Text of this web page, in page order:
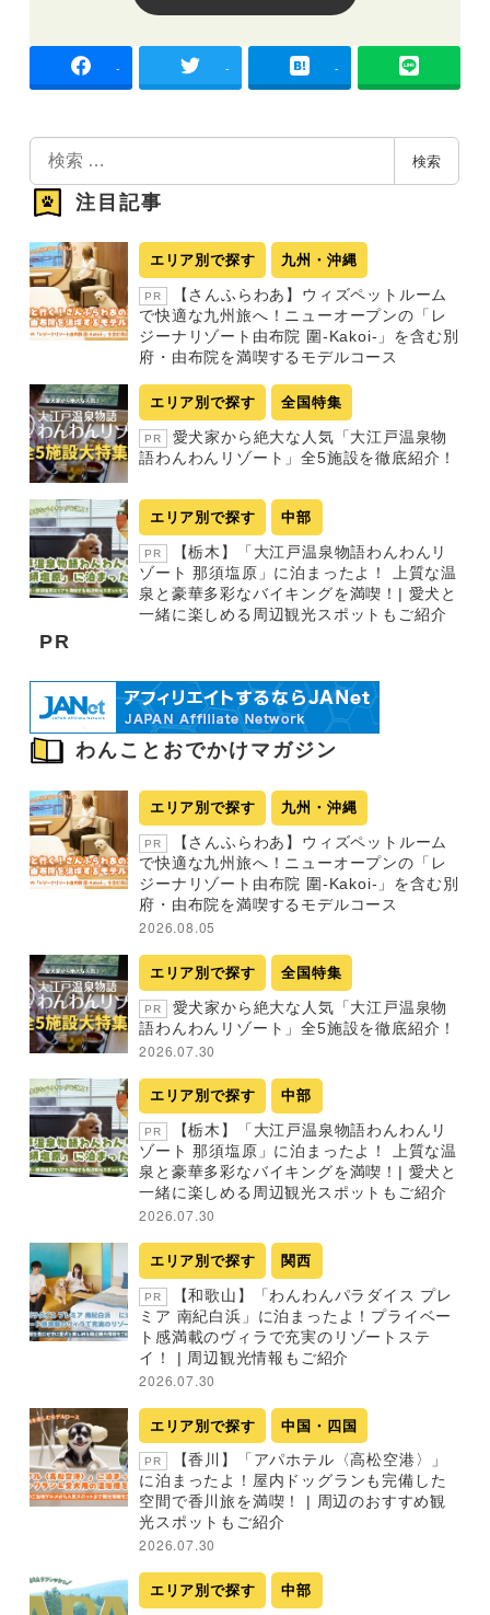
- - -
索
検索
注目記事
エリア別で探す 九州・沖縄
PR
【さんふらわあ】ウィズペットルーム
で快適な九州旅へ！ニューオープンの「レ
ジーナリゾート由布院 圍-Kakoi-」を含む別
府・由布院を満喫するモデルコース
エリア別で探す 全国特集
PR
愛犬家から絶大な人気「大江戸温泉物
語わんわんリゾート」全5施設を徹底紹介！
エリア別で探す 中部
PR
【栃木】「大江戸温泉物語わんわんリ
ゾート 那須塩原」に泊まったよ！ 上質な温
泉と豪華多彩なバイキングを満喫！| 愛犬と
一緒に楽しめる周辺観光スポットもご紹介
PR
わんことおでかけマガジン
エリア別で探す 九州・沖縄
PR
【さんふらわあ】ウィズペットルーム
で快適な九州旅へ！ニューオープンの「レ
ジーナリゾート由布院 圍-Kakoi-」を含む別
府・由布院を満喫するモデルコース
2026.08.05
エリア別で探す 全国特集
PR
愛犬家から絶大な人気「大江戸温泉物
語わんわんリゾート」全5施設を徹底紹介！
2026.07.30
エリア別で探す 中部
PR
【栃木】「大江戸温泉物語わんわんリ
ゾート 那須塩原」に泊まったよ！ 上質な温
泉と豪華多彩なバイキングを満喫！| 愛犬と
一緒に楽しめる周辺観光スポットもご紹介
2026.07.30
エリア別で探す 関西
PR
【和歌山】「わんわんパラダイス プレ
ミア 南紀白浜」に泊まったよ！プライベー
ト感満載のヴィラで充実のリゾートステ
イ！ | 周辺観光情報もご紹介
2026.07.30
エリア別で探す 中国・四国
PR
【香川】「アパホテル〈高松空港〉」
に泊まったよ！屋内ドッグランも完備した
空間で香川旅を満喫！ | 周辺のおすすめ観
光スポットもご紹介
2026.07.30
エリア別で探す 中部